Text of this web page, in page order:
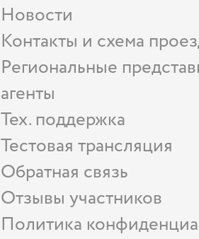
Новости
Контакты и схема
Региональные
агенты
Тех. поддержка
Тестовая трансляция
Обратная связь
Отзывы участников
Политика